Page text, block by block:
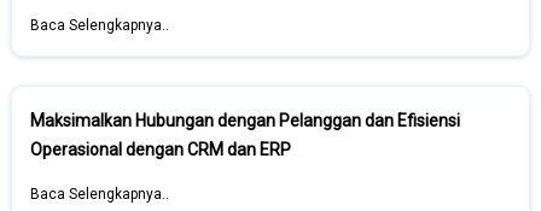
Baca Selengkapnya..
Maksimalkan Hubungan dengan Pelanggan dan Efisiensi
Operasional dengan CRM dan ERP
Baca Selengkapnya..